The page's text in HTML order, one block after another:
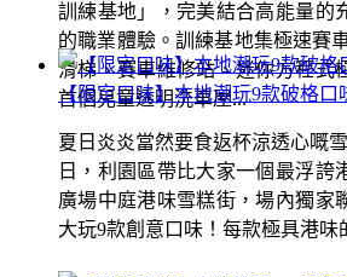
訓練基地」，完美結合高能量的
的職業體驗。訓練基地集極速賽
滑梯、賽車維修站、迷你方程式
首個兒童透明洗車屋...
【限定口味】本地潮玩9款破格口
夏日炎炎當然要食返杯涼透心嘅
日，利園區帶比大家一個最浮誇
廣場中庭港味雪糕街，場內獨家
大玩9款創意口味！每款極具港味